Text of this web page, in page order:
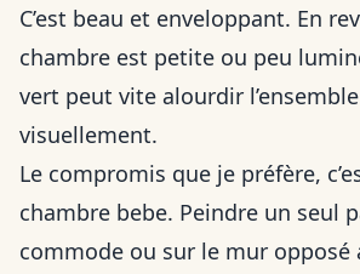
C’est beau et enveloppant. En
chambre est petite ou peu
vert peut vite alourdir
visuellement.
Le compromis que je préfère,
chambre bebe. Peindre un seul
commode ou sur le mur opposé